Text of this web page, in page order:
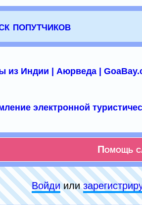
попутчиков
из Индии | Аюрведа |
электронной
Помощь
Войдиили